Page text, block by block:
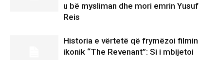
u bë mysliman dhe mori emrin Yusuf
Reis
Historia e vërtetë që frymëzoi filmin
ikonik “The Revenant”: Si i mbijetoi